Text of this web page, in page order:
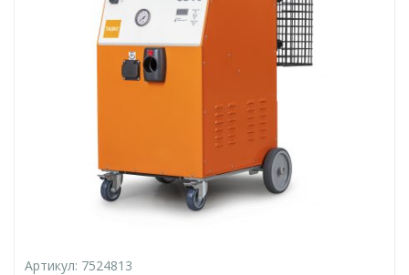
Артикул: 7524813